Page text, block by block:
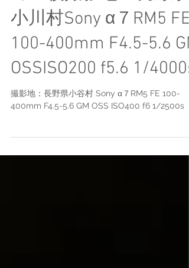
の一枚撮影地：長野県
小川村Sony α７RM5 FE
100-400mm F4.5-5.6 GM
OSSISO200 f5.6 1/4000s
撮影地：長野県小谷村 Sony α７RM5 FE 100-